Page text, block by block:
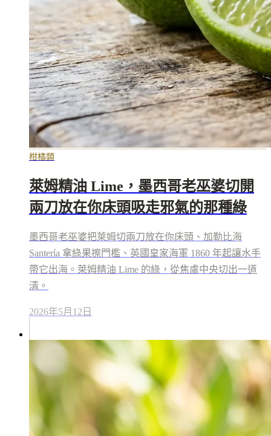
柑橘類
萊姆精油 Lime，墨西哥老巫婆切開
兩刀放在你床頭吸走邪氣的那種綠
墨西哥老巫婆把萊姆切兩刀放在你床頭、加勒比海
Santería 拿綠果擦門檻、英國皇家海軍 1860 年起讓水手
帶它出海。萊姆精油 Lime 的綠，從焦慮中央切出一道
清。
2026年5月12日